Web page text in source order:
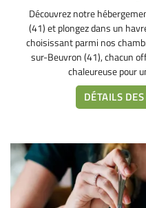
Découvrez notre
(41) et plongez dans un
choisissant parmi nos
sur-Beuvron (41), chacun
chaleureuse pour
DÉTAILS